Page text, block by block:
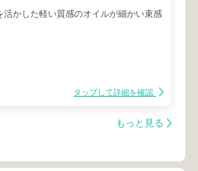
活かした軽い質感のオイルが細かい束感
タップして詳細を確認
もっと見る